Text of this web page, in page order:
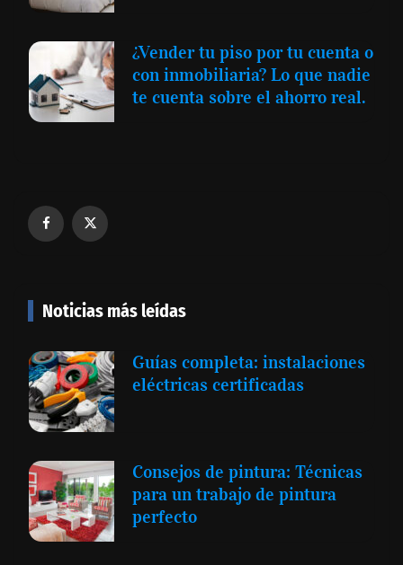
¿Vender tu piso por tu cuenta o
con inmobiliaria? Lo que nadie
te cuenta sobre el ahorro real.
Noticias más leídas
Guías completa: instalaciones
eléctricas certificadas
Consejos de pintura: Técnicas
para un trabajo de pintura
perfecto